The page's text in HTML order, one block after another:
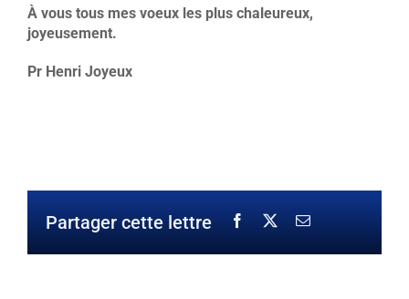
À vous tous mes voeux les plus chaleureux,
joyeusement.
Pr Henri Joyeux
Partager cette lettre